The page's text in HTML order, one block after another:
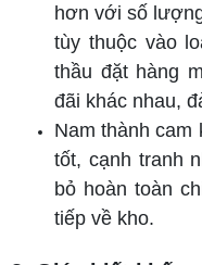
hơn với số
tùy thuộc vào
thầu đặt hàng
đãi khác nhau,
Nam thành cam
tốt, cạnh tranh
bỏ hoàn toàn
tiếp về kho.